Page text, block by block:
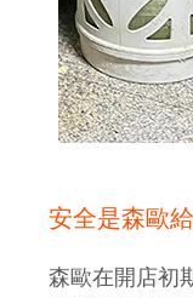
安全是森歐
森歐在開店初